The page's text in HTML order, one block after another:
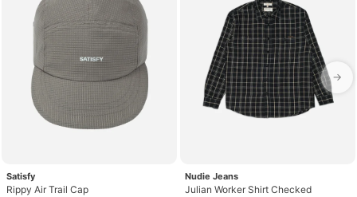
Satisfy
Rippy Air Trail Cap
Nudie Jeans
Julian Worker Shirt Checked
→